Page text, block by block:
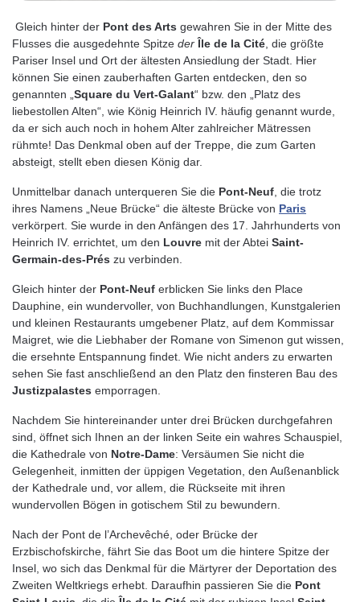
Gleich hinter der Pont des Arts gewahren Sie in der Mitte des
Flusses die ausgedehnte Spitze der Île de la Cité , die größte
Pariser Insel und Ort der ältesten Ansiedlung der Stadt. Hier
können Sie einen zauberhaften Garten entdecken, den so
genannten „ Square du Vert-Galant“ bzw. den „Platz des
liebestollen Alten“, wie König Heinrich IV. häufig genannt wurde,
da er sich auch noch in hohem Alter zahlreicher Mätressen
rühmte! Das Denkmal oben auf der Treppe, die zum Garten
absteigt, stellt eben diesen König dar.
Unmittelbar danach unterqueren Sie die Pont-Neuf , die trotz
ihres Namens „Neue Brücke“ die älteste Brücke von Paris
verkörpert. Sie wurde in den Anfängen des 17. Jahrhunderts von
Heinrich IV. errichtet, um den Louvre mit der Abtei Saint-
Germain-des-Prés zu verbinden.
Gleich hinter der Pont-Neuf erblicken Sie links den Place
Dauphine, ein wundervoller, von Buchhandlungen, Kunstgalerien
und kleinen Restaurants umgebener Platz, auf dem Kommissar
Maigret, wie die Liebhaber der Romane von Simenon gut wissen,
die ersehnte Entspannung findet. Wie nicht anders zu erwarten
sehen Sie fast anschließend an den Platz den finsteren Bau des
Justizpalastes emporragen.
Nachdem Sie hintereinander unter drei Brücken durchgefahren
sind, öffnet sich Ihnen an der linken Seite ein wahres Schauspiel,
die Kathedrale von Notre-Dame: Versäumen Sie nicht die
Gelegenheit, inmitten der üppigen Vegetation, den Außenanblick
der Kathedrale und, vor allem, die Rückseite mit ihren
wundervollen Bögen in gotischem Stil zu bewundern.
Nach der Pont de l’Archevêché, oder Brücke der
Erzbischofskirche, fährt Sie das Boot um die hintere Spitze der
Insel, wo sich das Denkmal für die Märtyrer der Deportation des
Zweiten Weltkriegs erhebt. Daraufhin passieren Sie die Pont